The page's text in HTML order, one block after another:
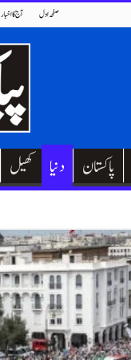
آج کا اخبار صفحہ اول
کھیل دنیا پاکستان